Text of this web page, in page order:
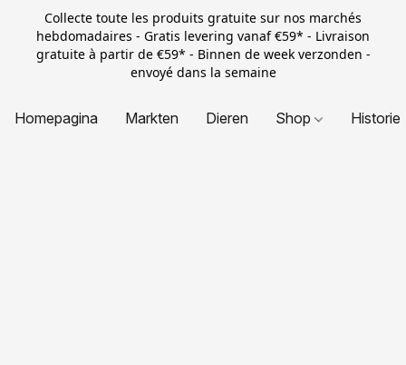
Collecte toute les produits gratuite sur nos marchés
hebdomadaires - Gratis levering vanaf €59* - Livraison
gratuite à partir de €59* - Binnen de week verzonden -
envoyé dans la semaine
Homepagina Markten Dieren Shop Historie